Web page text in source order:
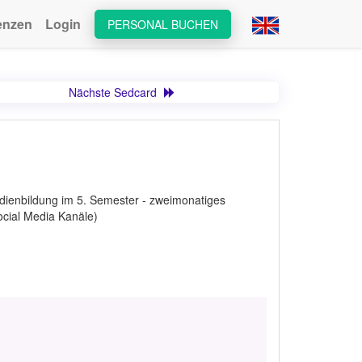
PERSONAL BUCHEN
Login
Nächste Sedcard
im 5. Semester - zweimonatiges
Media Kanäle)